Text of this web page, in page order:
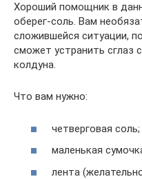
Хороший помощник в
оберег-соль. Вам
сложившейся ситуации,
сможет устранить сглаз
колдуна.
Что вам нужно:
четверговая соль;
маленькая
лента